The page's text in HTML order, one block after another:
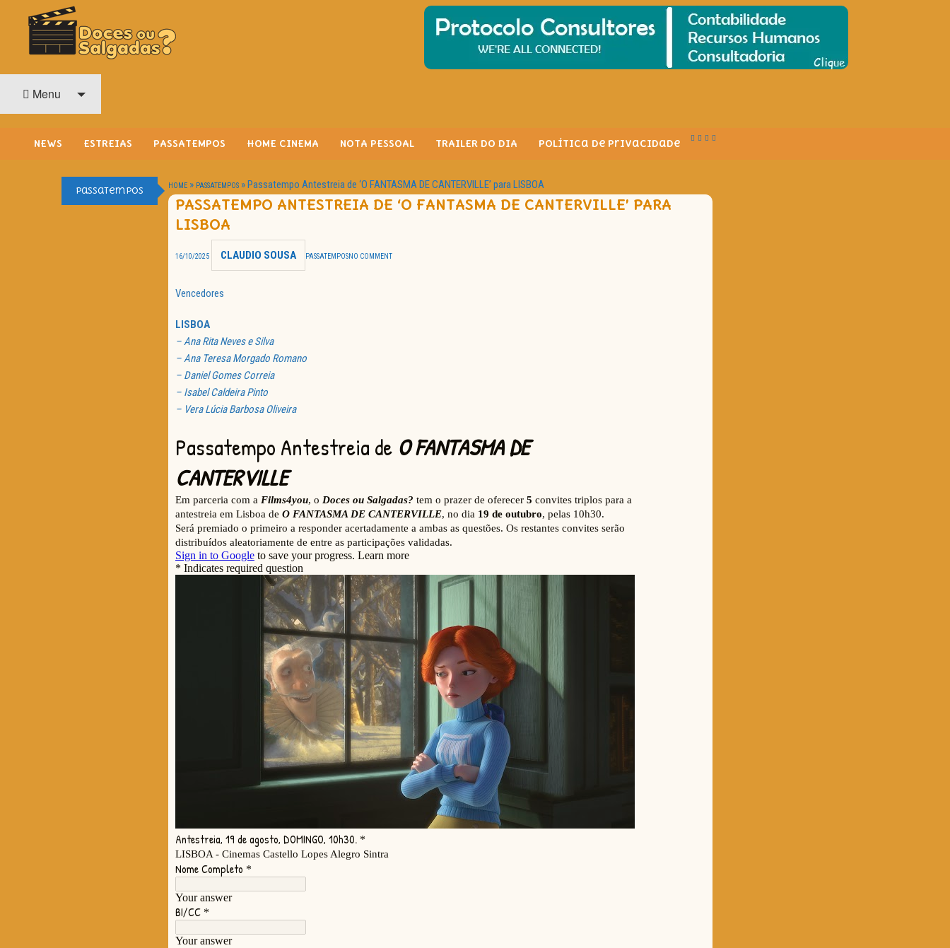
O Cinema? Uma Paixão!!
Menu
NEWS ESTREIAS PASSATEMPOS HOME CINEMA NOTA PESSOAL TRAILER DO DIA Política de Privacidade
Passatempos HOME » PASSATEMPOS »Passatempo Antestreia de ‘O FANTASMA DE CANTERVILLE’ para LISBOA
PASSATEMPO ANTESTREIA DE ‘O FANTASMA DE CANTERVILLE’ PARA
LISBOA
16/10/2025 CLAUDIO SOUSA PASSATEMPOSNO COMMENT
Vencedores
LISBOA
– Ana Rita Neves e Silva
– Ana Teresa Morgado Romano
– Daniel Gomes Correia
– Isabel Caldeira Pinto
– Vera Lúcia Barbosa Oliveira